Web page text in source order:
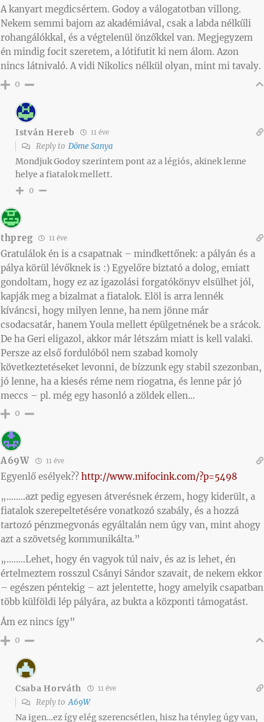
A kanyart megdicsértem. Godoy a válogatotban villong.
Nekem semmi bajom az akadémiával, csak a labda nélkűli
rohangálókkal, és a végtelenül önzőkkel van. Megjegyzem
én mindig focit szeretem, a lótifutit ki nem álom. Azon
nincs látnivaló. A vidi Nikolics nélkül olyan, mint mi tavaly.
0
István Hereb 11 éve
Reply to Döme Sanya
Mondjuk Godoy szerintem pont az a légiós, akinek lenne
helye a fiatalok mellett.
0
thpreg 11 éve
Gratulálok én is a csapatnak – mindkettőnek: a pályán és a
pálya körül lévőknek is :) Egyelőre biztató a dolog, emiatt
gondoltam, hogy ez az igazolási forgatókönyv elsülhet jól,
kapják meg a bizalmat a fiatalok. Elöl is arra lennék
kíváncsi, hogy milyen lenne, ha nem jönne már
csodacsatár, hanem Youla mellett épülgetnének be a srácok.
De ha Geri eligazol, akkor már létszám miatt is kell valaki.
Persze az első fordulóból nem szabad komoly
következtetéseket levonni, de bízzunk egy stabil szezonban,
jó lenne, ha a kiesés réme nem riogatna, és lenne pár jó
meccs – pl. még egy hasonló a zöldek ellen…
0
A69W 11 éve
Egyenlő esélyek?? http://www.mifocink.com/?p=5498
„……..azt pedig egyesen átverésnek érzem, hogy kiderült, a
fiatalok szerepeltetésére vonatkozó szabály, és a hozzá
tartozó pénzmegvonás egyáltalán nem úgy van, mint ahogy
azt a szövetség kommunikálta.”
„……..Lehet, hogy én vagyok túl naiv, és az is lehet, én
értelmeztem rosszul Csányi Sándor szavait, de nekem ekkor
– egészen péntekig – azt jelentette, hogy amelyik csapatban
több külföldi lép pályára, az bukta a központi támogatást.
Ám ez nincs így”
0
Csaba Horváth 11 éve
Reply toA69W
Na igen…ez így elég szerencsétlen, hisz ha tényleg úgy van,